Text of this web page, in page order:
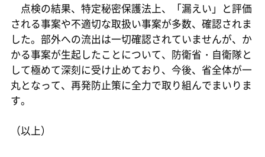
点検の結果、特定秘密保護法上、「漏えい」と評価
される事案や不適切な取扱い事案が多数、確認されま
した。部外への流出は一切確認されていませんが、か
かる事案が生起したことについて、防衛省・自衛隊と
して極めて深刻に受け止めており、今後、省全体が一
丸となって、再発防止策に全力で取り組んでまいりま
す。
（以上）